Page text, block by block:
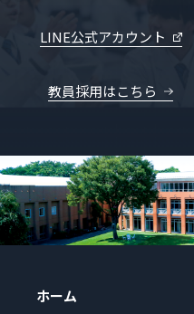
LINE公式アカウント
教員採用はこちら
ホーム